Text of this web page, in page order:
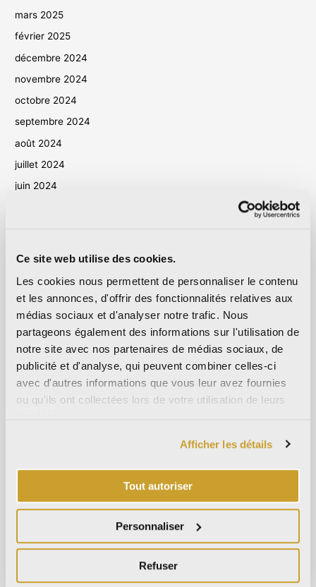
Ce site web utilise des cookies.
Les cookies nous permettent de personnaliser le contenu
et les annonces, d'offrir des fonctionnalités relatives aux
médias sociaux et d'analyser notre trafic. Nous
partageons également des informations sur l'utilisation de
notre site avec nos partenaires de médias sociaux, de
publicité et d'analyse, qui peuvent combiner celles-ci
avec d'autres informations que vous leur avez fournies
ou qu'ils ont collectées lors de votre utilisation de leurs
Afficher les détails
Tout autoriser
Personnaliser
Refuser
mars 2025
février 2025
décembre 2024
novembre 2024
octobre 2024
septembre 2024
août 2024
juillet 2024
juin 2024
septembre 2023
mai 2023
avril 2023
septembre 2022
mars 2022
octobre 2021
juin 2020
octobre 2019